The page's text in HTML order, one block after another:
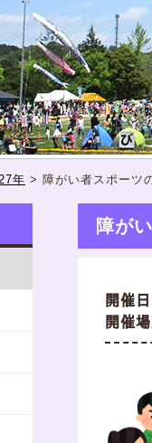
年 > 障がい者スポーツ
障が
開催
開催